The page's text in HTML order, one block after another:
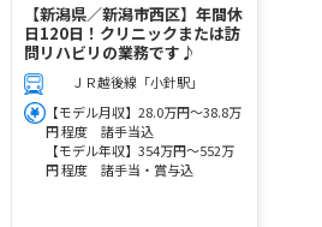
【新潟県／新潟市西区】年間休
日120日！クリニックまたは訪
問リハビリの業務です♪
ＪＲ越後線「小針駅」
【モデル月収】28.0万円～38.8万
円 程度 諸手当込
【モデル年収】354万円～552万
円 程度 諸手当・賞与込